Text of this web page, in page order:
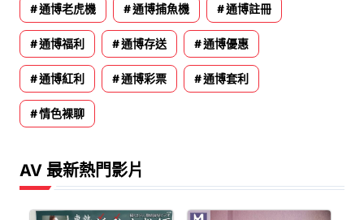
通博老虎機 通博捕魚機 通博註冊
通博福利 通博存送 通博優惠
通博紅利 通博彩票 通博套利
情色裸聊
AV 最新熱門影片